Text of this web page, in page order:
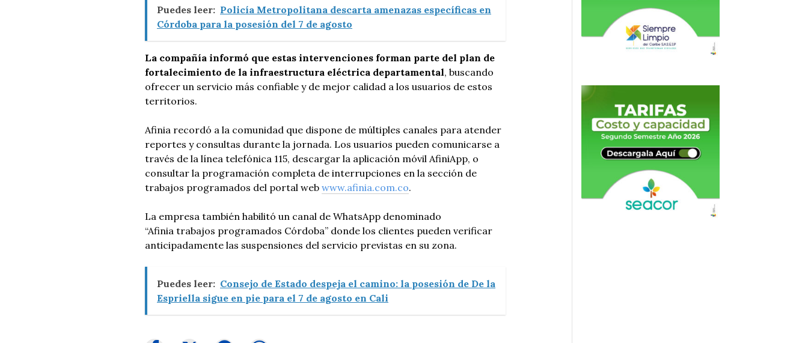
Puedes leer: Policía Metropolitana descarta amenazas específicas en
Córdoba para la posesión del 7 de agosto
La compañía informó que estas intervenciones forman parte del plan de
fortalecimiento de la infraestructura eléctrica departamental, buscando
ofrecer un servicio más confiable y de mejor calidad a los usuarios de estos
territorios.
Afinia recordó a la comunidad que dispone de múltiples canales para atender
reportes y consultas durante la jornada. Los usuarios pueden comunicarse a
través de la línea telefónica 115, descargar la aplicación móvil AfiniApp, o
consultar la programación completa de interrupciones en la sección de
trabajos programados del portal web www.afinia.com.co.
La empresa también habilitó un canal de WhatsApp denominado
“Afinia trabajos programados Córdoba” donde los clientes pueden verificar
anticipadamente las suspensiones del servicio previstas en su zona.
Puedes leer: Consejo de Estado despeja el camino: la posesión de De la
Espriella sigue en pie para el 7 de agosto en Cali